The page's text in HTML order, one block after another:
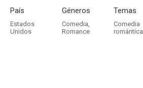
País
Estados
Unidos
Géneros
Comedia,
Romance
Temas
Comedia
romántica